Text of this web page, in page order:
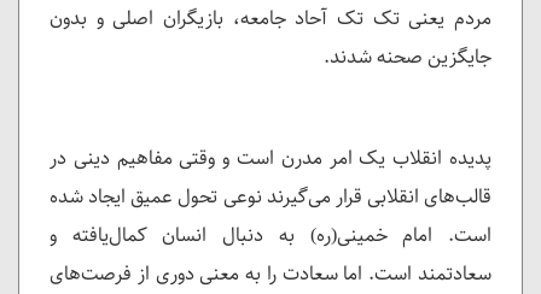
مردم یعنی تک تک آحاد جامعه، بازیگران اصلی و بدون
جایگزین صحنه شدند.
پدیده انقلاب یک امر مدرن است و وقتی مفاهیم دینی در
قالب‌های انقلابی قرار می‌گیرند نوعی تحول عمیق ایجاد شده
است. امام خمینی(ره) به دنبال انسان کمال‌یافته و
سعادتمند است.‌ اما سعادت را به معنی دوری از فرصت‌های